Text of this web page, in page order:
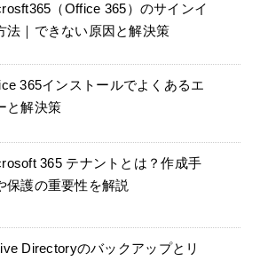
（Office 365）のサインイ
法｜できない原因と解決策
365インストールでよくあるエ
と解決策
365 テナントとは？作成手
保護の重要性を解説
Directoryのバックアップとリ